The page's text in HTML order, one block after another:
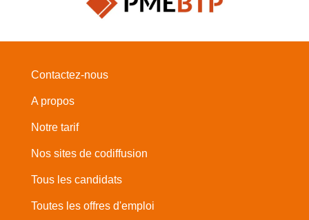
Contactez-nous
A propos
Notre tarif
Nos sites de codiffusion
Tous les candidats
Toutes les offres d'emploi